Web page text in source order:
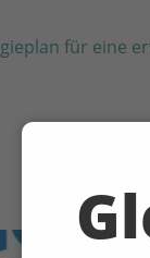
für eine